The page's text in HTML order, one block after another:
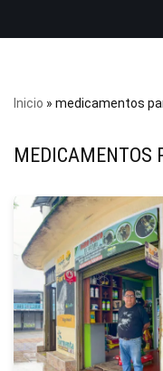
Inicio » medicamentos
MEDICAMENTOS